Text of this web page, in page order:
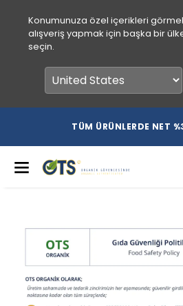
Konumunuza özel içerikleri
alışveriş yapmak için başka bir
seçin.
TÜM ÜRÜNLERDE NET